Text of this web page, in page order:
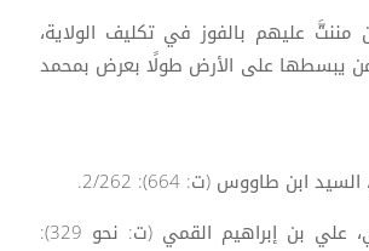
مننتَّ عليهم بالفوز في تكليف الولاية،
يبسطها على الأرض طولًا بعرض بمحمد
[2] تفسير القمي، علي بن إبراهيم القمي (ت: نحو 329):